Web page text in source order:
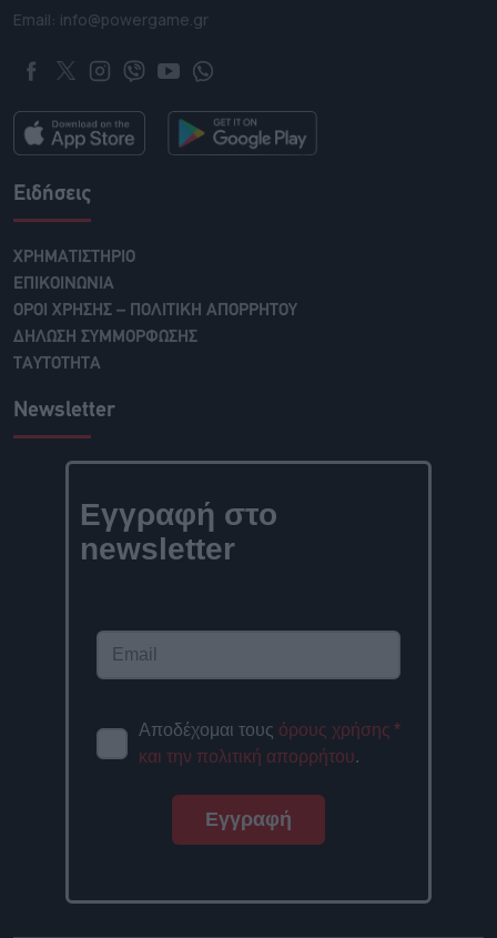
Email: info@powergame.gr
Ειδήσεις
ΧΡΗΜΑΤΙΣΤΗΡΙΟ
ΕΠΙΚΟΙΝΩΝΙΑ
ΟΡΟΙ ΧΡΗΣΗΣ – ΠΟΛΙΤΙΚΗ ΑΠΟΡΡΗΤΟΥ
ΔΗΛΩΣΗ ΣΥΜΜΟΡΦΩΣΗΣ
ΤΑΥΤΟΤΗΤΑ
Newsletter
Εγγραφή στο
newsletter
Αποδέχομαι τους όρους χρήσης
και την πολιτική απορρήτου.
*
Εγγραφή